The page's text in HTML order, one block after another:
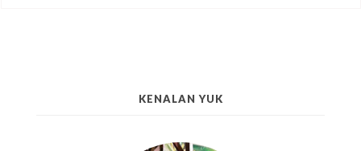
KENALAN YUK